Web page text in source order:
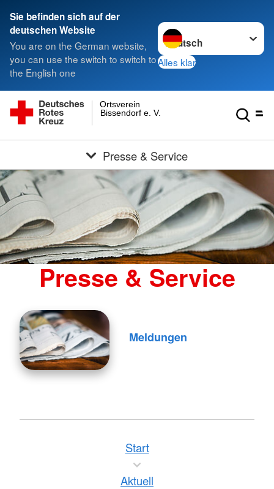
Sie befinden sich auf der
deutschen Website
You are on the German website,
you can use the switch to switch to
the English one
Sprache wechseln zu
Alles klar
Bissendorf e. V.
Ortsverein
Presse & Service
Presse & Service
Meldungen
Start
Aktuell